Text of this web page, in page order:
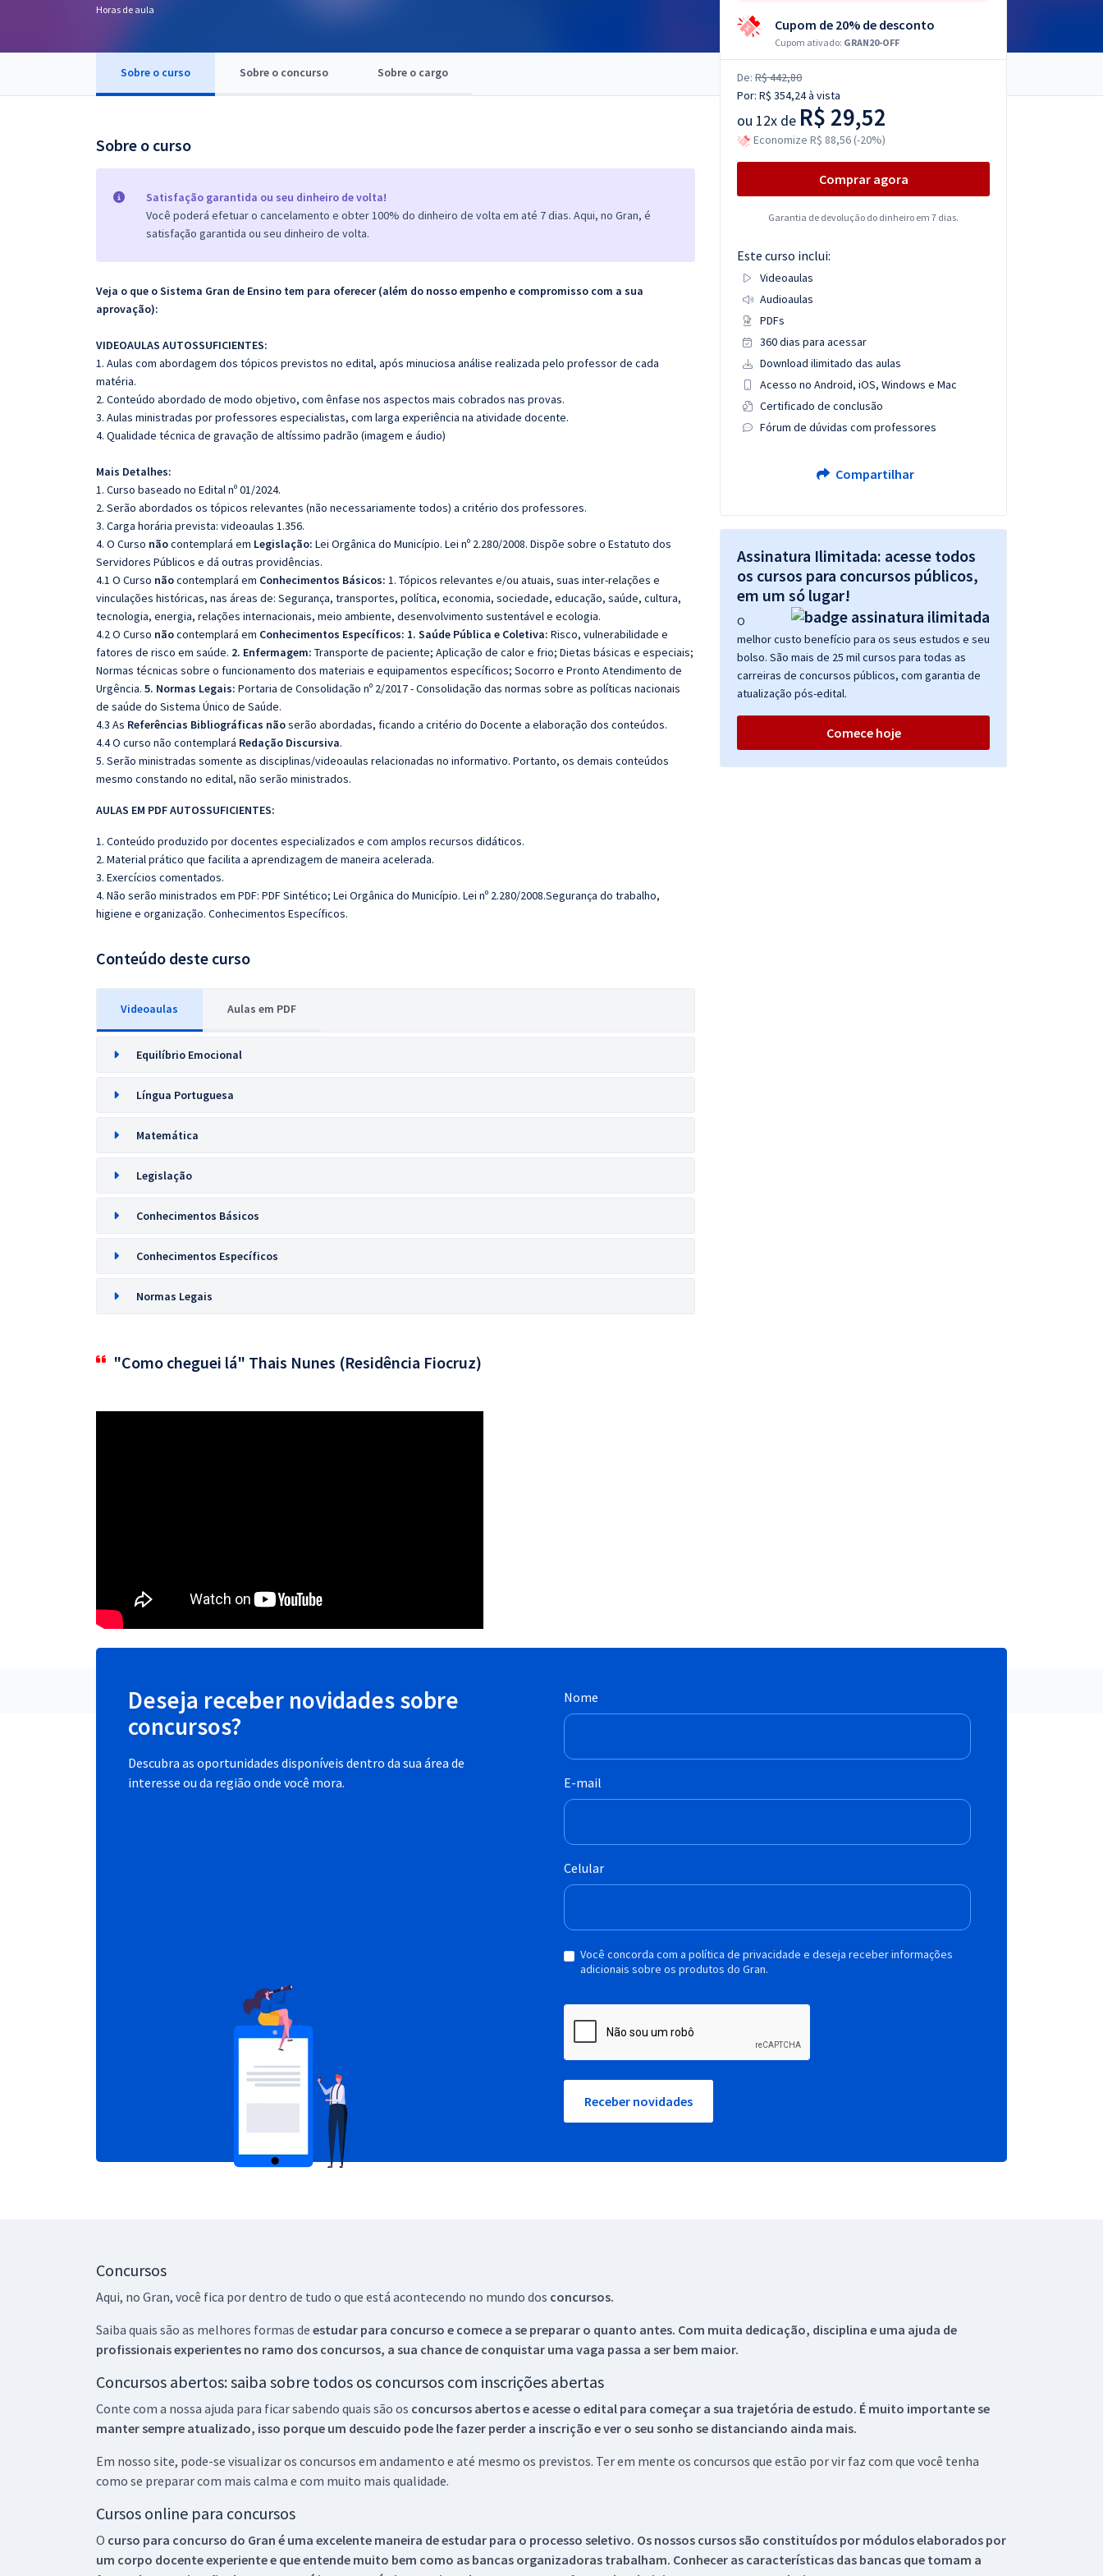
OAB
Questões grátis
Conteúdo gratuito
Horas de aula
Sobre o curso Sobre o concurso Sobre o cargo
Sobre o curso
Satisfação garantida ou seu dinheiro de volta!
Você poderá efetuar o cancelamento e obter 100% do dinheiro de volta em até 7 dias. Aqui, no Gran, é
satisfação garantida ou seu dinheiro de volta.
Veja o que o Sistema Gran de Ensino tem para oferecer (além do nosso empenho e compromisso com a sua
aprovação):
VIDEOAULAS AUTOSSUFICIENTES:
1. Aulas com abordagem dos tópicos previstos no edital, após minuciosa análise realizada pelo professor de cada
matéria.
2. Conteúdo abordado de modo objetivo, com ênfase nos aspectos mais cobrados nas provas.
3. Aulas ministradas por professores especialistas, com larga experiência na atividade docente.
4. Qualidade técnica de gravação de altíssimo padrão (imagem e áudio)
Mais Detalhes:
1. Curso baseado no Edital nº 01/2024.
2. Serão abordados os tópicos relevantes (não necessariamente todos) a critério dos professores.
3. Carga horária prevista: videoaulas 1.356.
4. O Curso nãocontemplará em Legislação: Lei Orgânica do Município. Lei nº 2.280/2008. Dispõe sobre o Estatuto dos
Servidores Públicos e dá outras providências.
4.1 O Curso nãocontemplará em Conhecimentos Básicos: 1. Tópicos relevantes e/ou atuais, suas inter-relações e
vinculações históricas, nas áreas de: Segurança, transportes, política, economia, sociedade, educação, saúde, cultura,
tecnologia, energia, relações internacionais, meio ambiente, desenvolvimento sustentável e ecologia.
4.2 O Curso nãocontemplará em Conhecimentos Específicos: 1. Saúde Pública e Coletiva: Risco, vulnerabilidade e
fatores de risco em saúde. 2. Enfermagem: Transporte de paciente; Aplicação de calor e frio; Dietas básicas e especiais;
Normas técnicas sobre o funcionamento dos materiais e equipamentos específicos; Socorro e Pronto Atendimento de
Urgência. 5. Normas Legais: Portaria de Consolidação nº 2/2017 - Consolidação das normas sobre as políticas nacionais
de saúde do Sistema Único de Saúde.
4.3 As Referências Bibliográficas nãoserão abordadas, ficando a critério do Docente a elaboração dos conteúdos.
4.4 O curso não contemplará Redação Discursiva.
5. Serão ministradas somente as disciplinas/videoaulas relacionadas no informativo. Portanto, os demais conteúdos
mesmo constando no edital, não serão ministrados.
AULAS EM PDF AUTOSSUFICIENTES:
1. Conteúdo produzido por docentes especializados e com amplos recursos didáticos.
2. Material prático que facilita a aprendizagem de maneira acelerada.
3. Exercícios comentados.
4. Não serão ministrados em PDF: PDF Sintético; Lei Orgânica do Município. Lei nº 2.280/2008.Segurança do trabalho,
higiene e organização. Conhecimentos Específicos.
Conteúdo deste curso
Videoaulas Aulas em PDF
Equilíbrio Emocional
Língua Portuguesa
Matemática
Legislação
Conhecimentos Básicos
Conhecimentos Específicos
Normas Legais
"Como cheguei lá" Thais Nunes (Residência Fiocruz)
Cupom de 20% de desconto
Cupom ativado: GRAN20-OFF
De: R$ 442,80
Por: R$ 354,24à vista
ou 12x de R$ 29,52
Economize R$ 88,56 (-20%)
Comprar agora
Garantia de devolução do dinheiro em 7 dias.
Este curso inclui:
Videoaulas
Audioaulas
PDFs
360 dias para acessar
Download ilimitado das aulas
Acesso no Android, iOS, Windows e Mac
Certificado de conclusão
Fórum de dúvidas com professores
Compartilhar
Assinatura Ilimitada: acesse todos
os cursos para concursos públicos,
em um só lugar!
O
melhor custo benefício para os seus estudos e seu
bolso. São mais de 25 mil cursos para todas as
carreiras de concursos públicos, com garantia de
atualização pós-edital.
Comece hoje
Deseja receber novidades sobre
concursos?
Descubra as oportunidades disponíveis dentro da sua área de
interesse ou da região onde você mora.
Nome
E-mail
Celular
Você concorda com a política de privacidade e deseja receber informações
adicionais sobre os produtos do Gran.
Receber novidades
Concursos
Aqui, no Gran, você fica por dentro de tudo o que está acontecendo no mundo dos concursos.
Saiba quais são as melhores formas de estudar para concurso e comece a se preparar o quanto antes. Com muita dedicação, disciplina e uma ajuda de
profissionais experientes no ramo dos concursos, a sua chance de conquistar uma vaga passa a ser bem maior.
Concursos abertos: saiba sobre todos os concursos com inscrições abertas
Conte com a nossa ajuda para ficar sabendo quais são os concursos abertos e acesse o edital para começar a sua trajetória de estudo. É muito importante se
manter sempre atualizado, isso porque um descuido pode lhe fazer perder a inscrição e ver o seu sonho se distanciando ainda mais.
Em nosso site, pode-se visualizar os concursos em andamento e até mesmo os previstos. Ter em mente os concursos que estão por vir faz com que você tenha
como se preparar com mais calma e com muito mais qualidade.
Cursos online para concursos
O curso para concurso do Gran é uma excelente maneira de estudar para o processo seletivo. Os nossos cursos são constituídos por módulos elaborados por
um corpo docente experiente e que entende muito bem como as bancas organizadoras trabalham. Conhecer as características das bancas que tomam a